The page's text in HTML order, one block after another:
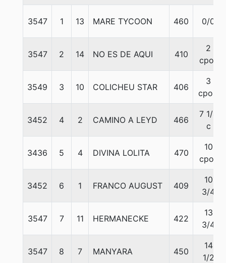
3547 1 13 MARE TYCOON 460 0/0
3547 2 14 NO ES DE AQUI 410
2
cpos
3549 3 10 COLICHEU STAR 406
3
cpos.
3452 4 2 CAMINO A LEYD 466
7 1/4
c
3436 5 4 DIVINA LOLITA 470
10
cpos
3452 6 1 FRANCO AUGUST 409
10
3/4
3547 7 11 HERMANECKE 422
13
3/4
3547 8 7 MANYARA 450
14
1/2